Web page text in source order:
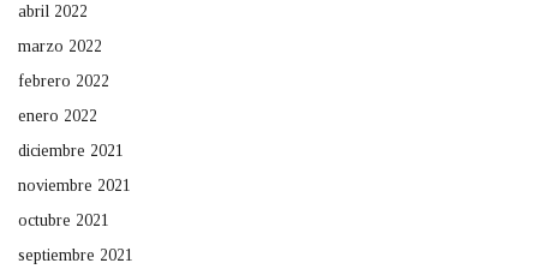
abril 2022
marzo 2022
febrero 2022
enero 2022
diciembre 2021
noviembre 2021
octubre 2021
septiembre 2021